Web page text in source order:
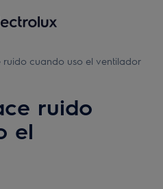
ruido cuando uso el ventilador
ruido
el